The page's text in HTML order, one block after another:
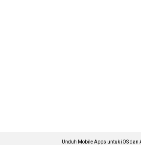
Unduh Mobile Apps untuk iOS dan